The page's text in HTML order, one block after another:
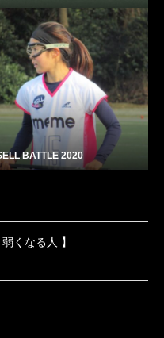
BATTLE 2020
くなる人 】